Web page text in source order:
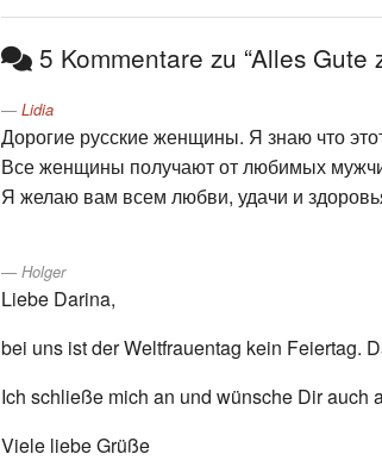
5 Kommentare zu “Alles Gute
Lidia
Дорогие русские женщины. Я знаю что
Все женщины получают от любимых
Я желаю вам всем любви, удачи и
Holger
Liebe Darina,
bei uns ist der Weltfrauentag kein Feiertag.
Ich schließe mich an und wünsche Dir auch
Viele liebe Grüße